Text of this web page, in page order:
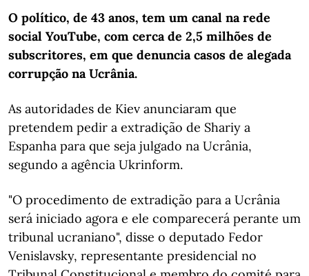
O político, de 43 anos, tem um canal na rede
social YouTube, com cerca de 2,5 milhões de
subscritores, em que denuncia casos de alegada
corrupção na Ucrânia.
As autoridades de Kiev anunciaram que
pretendem pedir a extradição de Shariy a
Espanha para que seja julgado na Ucrânia,
segundo a agência Ukrinform.
"O procedimento de extradição para a Ucrânia
será iniciado agora e ele comparecerá perante um
tribunal ucraniano", disse o deputado Fedor
Venislavsky, representante presidencial no